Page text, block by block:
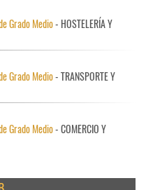
Grado Medio- HOSTELERÍA Y
Grado Medio- TRANSPORTE Y
Grado Medio- COMERCIO Y